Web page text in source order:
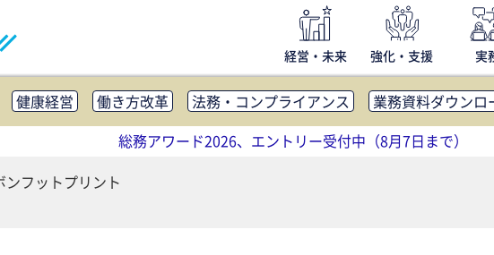
経営・未来 強化・支援 実
健康経営 働き方改革 法務・コンプライアンス
業務資料ダウンロ
社外・社内広報 社外・社内コミュニケーション活性化
FM・オフ
助成金・補助金・コスト削減 アウトソーシング・BPO
調査・レポ
総務アワード2026、エントリー受付中（8月7日まで）
ンフットプリント